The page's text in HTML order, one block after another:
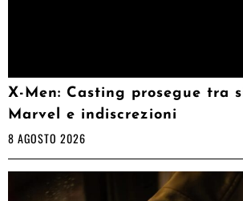
X-Men: Casting prosegue tra
Marvel e indiscrezioni
8 AGOSTO 2026